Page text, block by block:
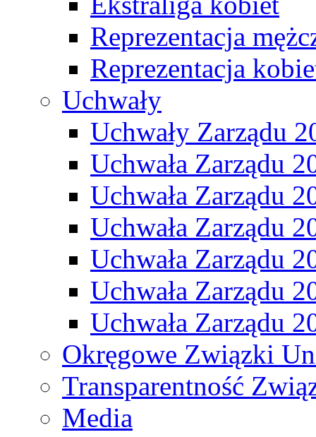
Reprezentacja
Reprezentacja
Uchwały
Uchwały Zarządu
Uchwała Zarządu
Uchwała Zarządu
Uchwała Zarządu
Uchwała Zarządu
Uchwała Zarządu
Uchwała Zarządu
Okręgowe Związki
Transparentność
Media